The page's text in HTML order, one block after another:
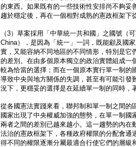
的東西。如果既有的一些技術性安排尚不夠妥
趨於穩定後，再在一個相對成熟的憲政框架下
（3）草案採用「中華統一共和國」之國號（
China），是因為「統一」一詞，既能顧及國
實，又能容納不同地區的不同情形，特別是它
的差別。在由多個原本獨立的政治實體組成一
較為恰當的選擇；而在一個原本實行單一制的
導致中央與地方關係的失調，甚至有可能引發
況下，更穩妥的選擇是在延續單一制的同時，
從各國憲法實踐來看，聯邦制和單一制之間的
國家出現了中央權威加強的態勢，在單一制國
兩者之間的差別已越來越小。這一趨勢的內在
法治的憲政框架下，各種政府權限的分配會通
得不同的權限逐漸分屬最適合行使它們的層級